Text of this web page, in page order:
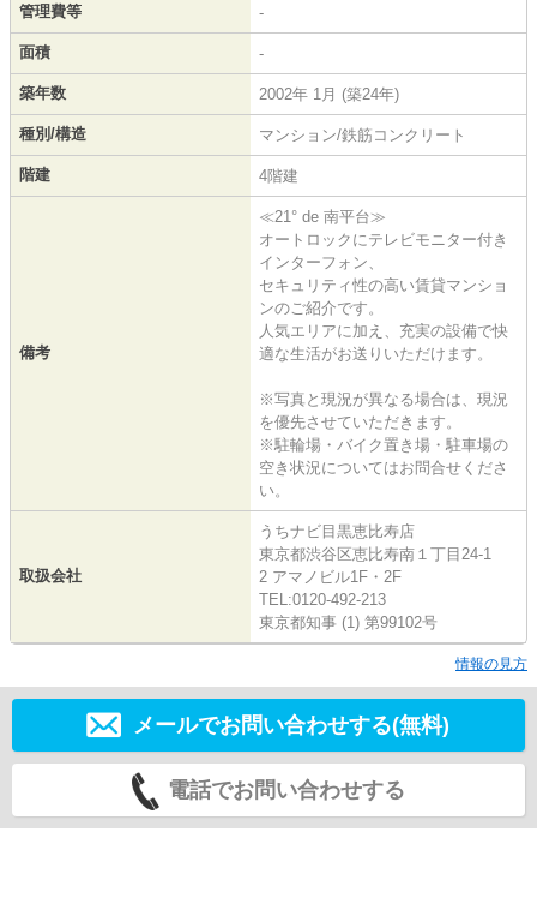
管理費等 -
面積 -
築年数 2002年 1月 (築24年)
種別/構造 マンション/鉄筋コンクリート
階建 4階建
備考
≪21° de 南平台≫
オートロックにテレビモニター付き
インターフォン、
セキュリティ性の高い賃貸マンショ
ンのご紹介です。
人気エリアに加え、充実の設備で快
適な生活がお送りいただけます。
※写真と現況が異なる場合は、現況
を優先させていただきます。
※駐輪場・バイク置き場・駐車場の
空き状況についてはお問合せくださ
い。
取扱会社
うちナビ目黒恵比寿店
東京都渋谷区恵比寿南１丁目24-1
2 アマノビル1F・2F
TEL:0120-492-213
東京都知事 (1) 第99102号
情報の見方
メールでお問い合わせする(無料)
電話でお問い合わせする